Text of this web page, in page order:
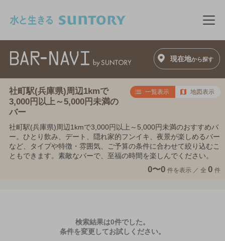
メ
現在地から探す
社町駅(兵庫県)周辺1kmで
3,000円以上～5,000円未満の
バー
一覧表示 地図表示
社町駅(兵庫県)周辺1kmで3,000円以上～5,000円未満のおすすめバ
ー。ひとり飲み、デート、隠れ家的フンイキ、夜景が楽しめるバー
など、タイプや特徴・雰囲気、ご予算の条件に合わせて絞り込むこ
ともできます。素敵なバーで、至福の時間を楽しんでください。
0〜0 件を表示 ／ 全 0 件
検索結果は0件でした。
条件を変更してお試しください。